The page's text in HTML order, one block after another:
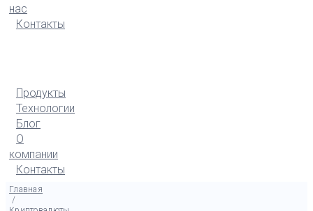
нас
Контакты
Продукты
Технологии
Блог
О
компании
Контакты
Главная
/